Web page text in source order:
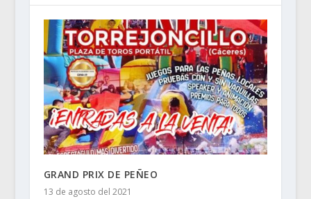
GRAND PRIX DE PEÑEO
13 de agosto del 2021